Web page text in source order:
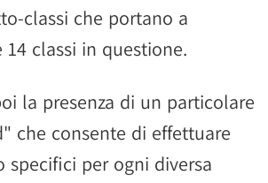
classi che portano a
classi in questione.
la presenza di un particolare
che consente di effettuare
per ogni diversa